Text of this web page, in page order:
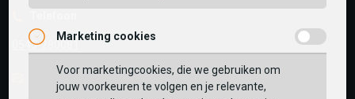
0545-280081
E-mail Antwoord binnen 24 uur
Marketing cookies
Voor marketingcookies, die we gebruiken om
jouw voorkeuren te volgen en je relevante,